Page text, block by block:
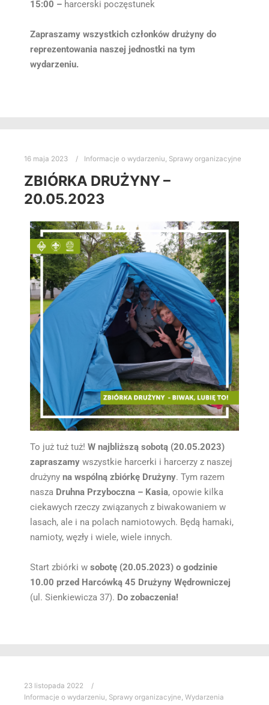
15:00 – harcerski poczęstunek
Zapraszamy wszystkich członków drużyny do
reprezentowania naszej jednostki na tym
wydarzeniu.
16 maja 2023 Informacje o wydarzeniu, Sprawy organizacyjne
ZBIÓRKA DRUŻYNY –
20.05.2023
To już tuż tuż! W najbliższą sobotą (20.05.2023)
zapraszamy wszystkie harcerki i harcerzy z naszej
drużyny na wspólną zbiórkę Drużyny. Tym razem
nasza Druhna Przyboczna – Kasia, opowie kilka
ciekawych rzeczy związanych z biwakowaniem w
lasach, ale i na polach namiotowych. Będą hamaki,
namioty, węzły i wiele, wiele innych.
Start zbiórki w sobotę (20.05.2023) o godzinie
10.00 przed Harcówką 45 Drużyny Wędrowniczej
(ul. Sienkiewicza 37). Do zobaczenia!
23 listopada 2022
Informacje o wydarzeniu, Sprawy organizacyjne, Wydarzenia